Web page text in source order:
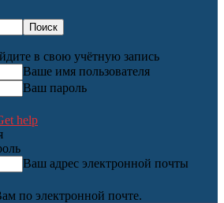
в свою учётную запись
Ваше имя пользователя
Ваш пароль
help
Ваш адрес электронной почты
по электронной почте.